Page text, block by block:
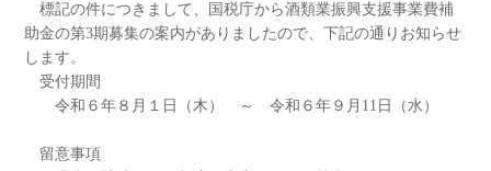
標記の件につきまして、国税庁から酒類業振興支援事業費補
助金の第3期募集の案内がありましたので、下記の通りお知らせ
します。
受付期間
令和６年８月１日（木） ～ 令和６年９月11日（水）
留意事項